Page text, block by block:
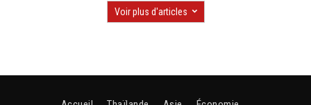
Voir plus d'articles